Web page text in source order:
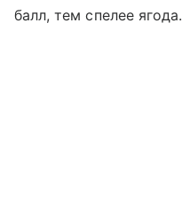
балл, тем спелее ягода.